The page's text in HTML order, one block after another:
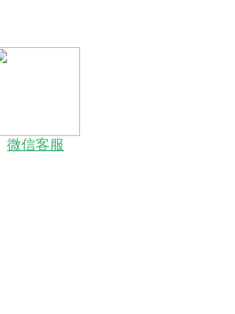
微信客服